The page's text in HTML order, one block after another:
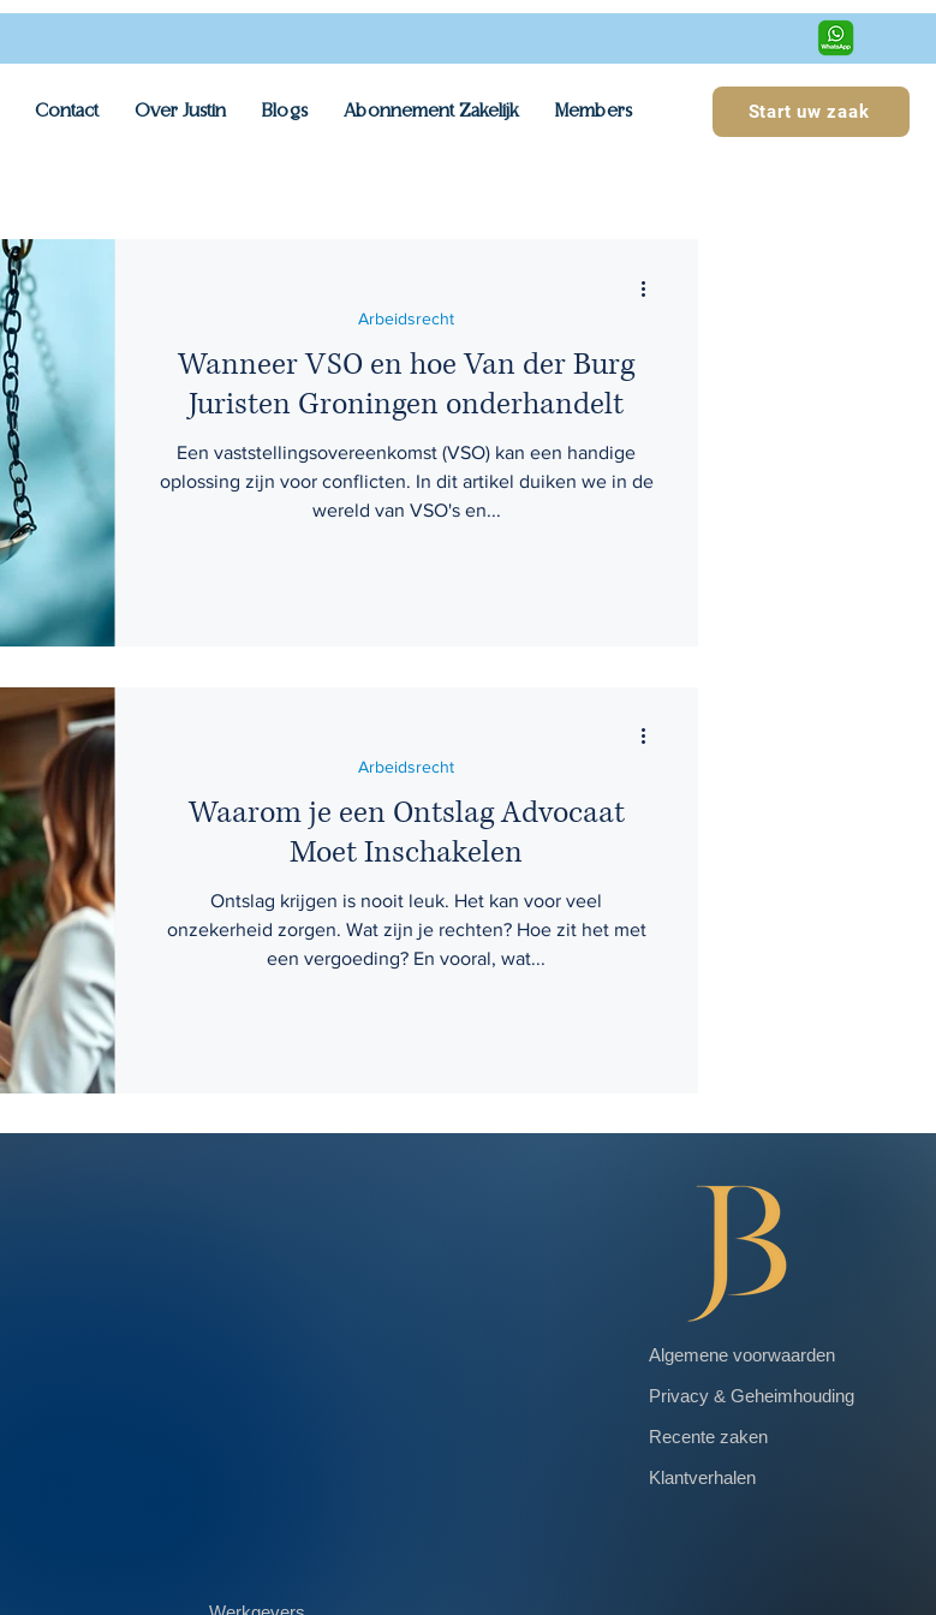
Start uw zaak
Contact Over Justin Blogs Abonnement Zakelijk Members
Wanneer VSO en hoe Van der Burg
Juristen Groningen onderhandelt
Een vaststellingsovereenkomst (VSO) kan een handige
oplossing zijn voor conflicten. In dit artikel duiken we in de
wereld van VSO's en...
Arbeidsrecht
Waarom je een Ontslag Advocaat
Moet Inschakelen
Ontslag krijgen is nooit leuk. Het kan voor veel
onzekerheid zorgen. Wat zijn je rechten? Hoe zit het met
een vergoeding? En vooral, wat...
Arbeidsrecht
Algemene voorwaarden
Privacy & Geheimhouding
Recente zaken
Klantverhalen